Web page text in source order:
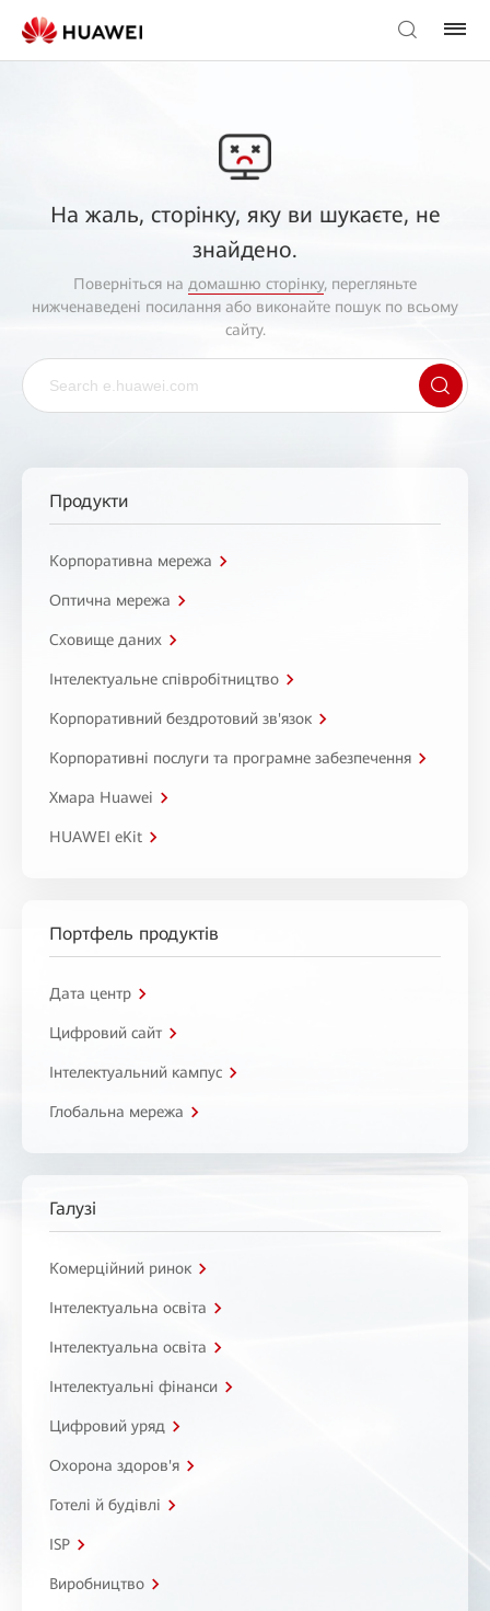
На жаль, сторінку, яку ви шукаєте, не
знайдено.
Поверніться на домашню сторінку, перегляньте
нижченаведені посилання або виконайте пошук по всьому
сайту.
Продукти
Корпоративна мережа
Оптична мережа
Сховище даних
Інтелектуальне співробітництво
Корпоративний бездротовий зв'язок
Корпоративні послуги та програмне забезпечення
Хмара Huawei
HUAWEI eKit
Портфель продуктів
Дата центр
Цифровий сайт
Інтелектуальний кампус
Глобальна мережа
Галузі
Комерційний ринок
Інтелектуальна освіта
Інтелектуальна освіта
Інтелектуальні фінанси
Цифровий уряд
Охорона здоров'я
Готелі й будівлі
ISP
Виробництво